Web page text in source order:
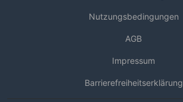
Nutzungsbedingungen
AGB
Impressum
Barrierefreiheitserklärung